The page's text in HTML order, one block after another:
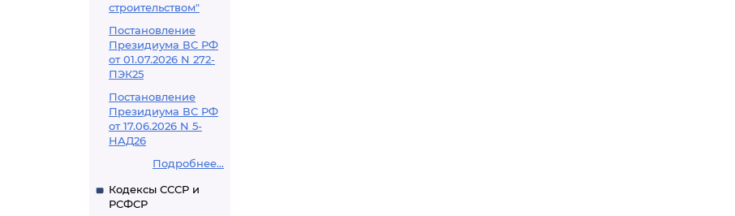
строительством"
Постановление
Президиума ВС РФ
от 01.07.2026 N 272-
ПЭК25
Постановление
Президиума ВС РФ
от 17.06.2026 N 5-
НАД26
Подробнее...
Кодексы СССР и
РСФСР